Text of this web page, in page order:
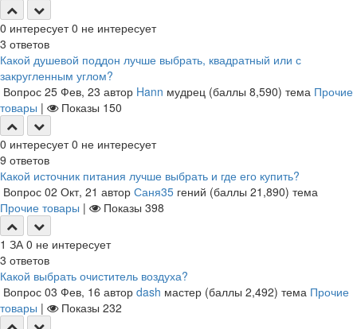
0 интересует 0 не интересует
3 ответов
Какой душевой поддон лучше выбрать, квадратный или с
закругленным углом?
Вопрос 25 Фев, 23 автор Hann мудрец (баллы 8,590) тема Прочие
товары | Показы 150
0 интересует 0 не интересует
9 ответов
Какой источник питания лучше выбрать и где его купить?
Вопрос 02 Окт, 21 автор Саня35 гений (баллы 21,890) тема
Прочие товары | Показы 398
1 ЗА 0 не интересует
3 ответов
Какой выбрать очиститель воздуха?
Вопрос 03 Фев, 16 автор dash мастер (баллы 2,492) тема Прочие
товары | Показы 232